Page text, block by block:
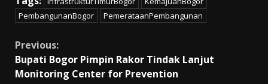
e
b
o
o
ai
l
at
s
p
itt
er
e
gr
m
p
y
n
ar
e
PembangunanBogor
PemerataanPembangunan
Continue
Reading
Previous:
Bupati Bogor Pimpin Rakor Tindak Lanjut
Monitoring Center for Prevention